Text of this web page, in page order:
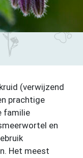
(verwijzend
prachtige
familie
en
Het meest